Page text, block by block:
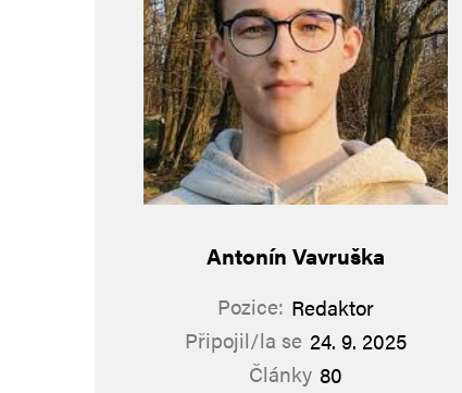
Antonín Vavruška
Pozice: Redaktor
Připojil/la se 24. 9. 2025
Články 80